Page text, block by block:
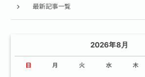
最新記事一覧
2026年8月
日 月 火 水 木